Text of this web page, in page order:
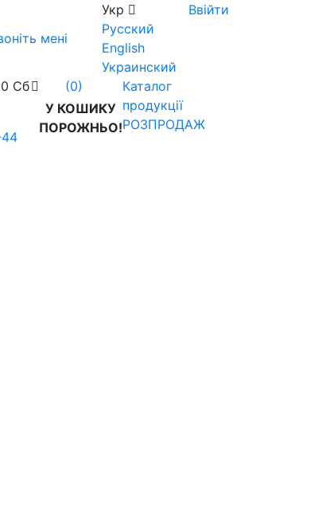
мені
Укр
Русский
English
Украинский
Ввійти
Сб
(0)
У КОШИКУ
ПОРОЖНЬО!
Каталог
продукції
РОЗПРОДАЖ